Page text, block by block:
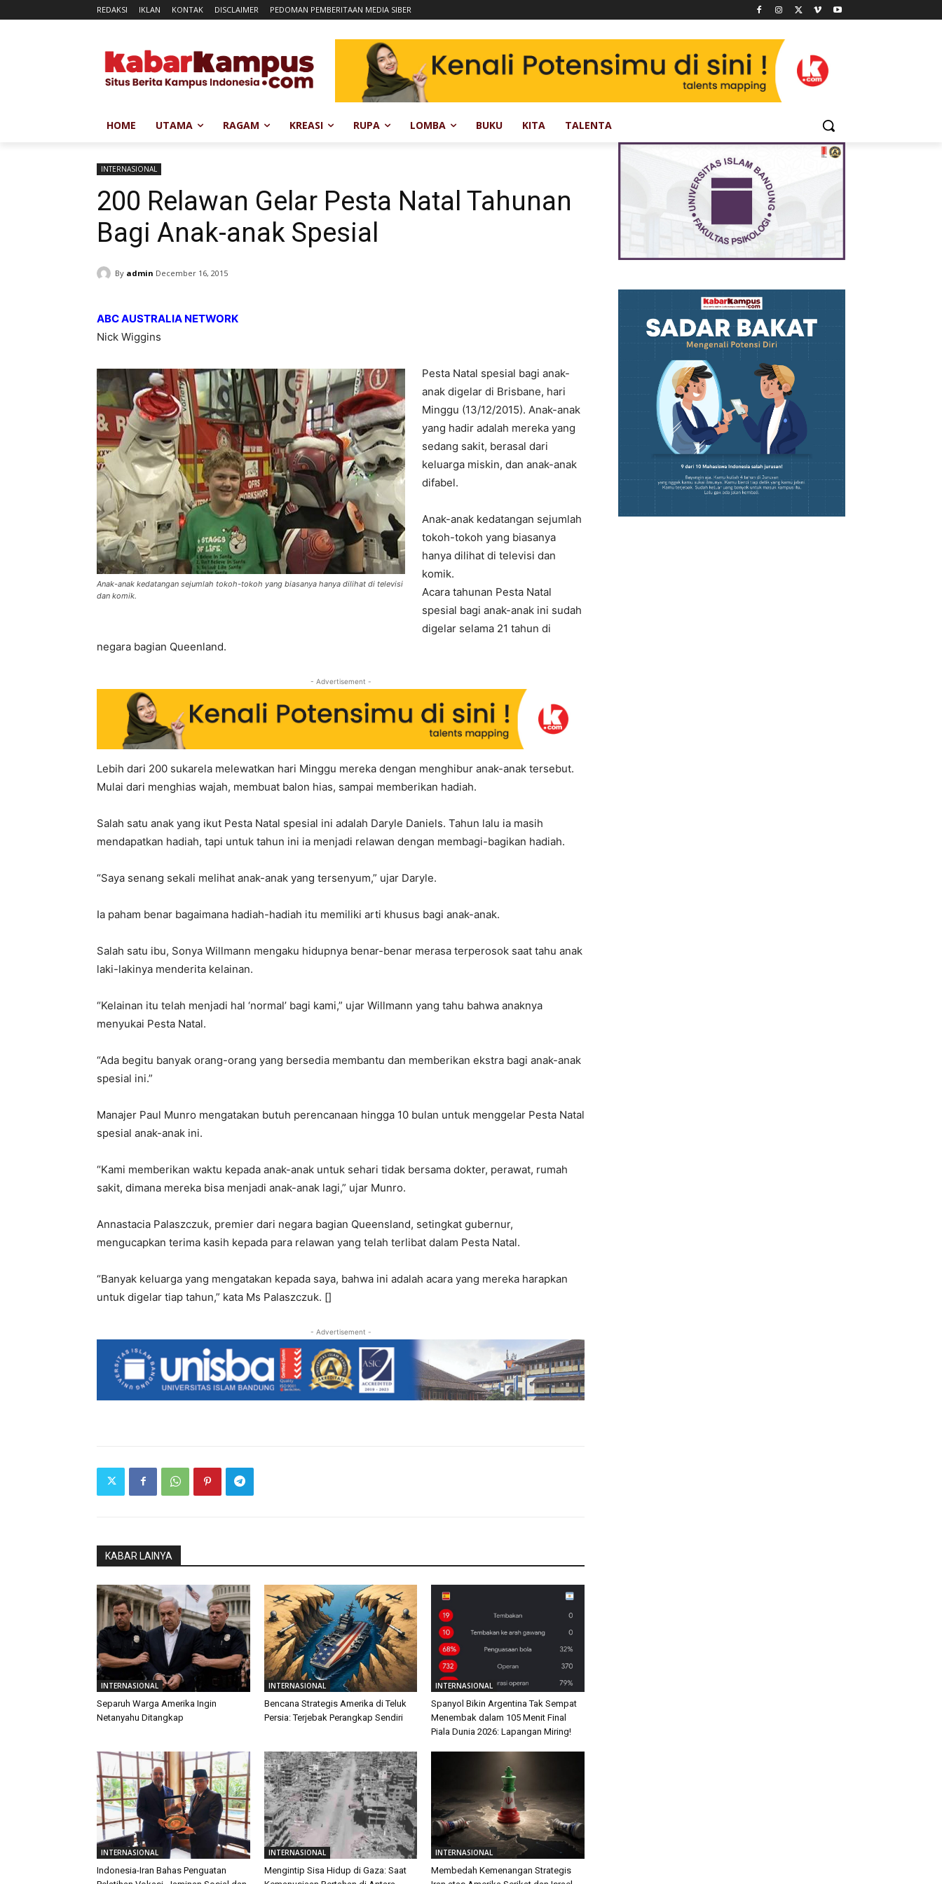
REDAKSI IKLAN KONTAK DISCLAIMER PEDOMAN PEMBERITAAN MEDIA SIBER
HOME UTAMA RAGAM KREASI RUPA LOMBA BUKU KITA TALENTA
INTERNASIONAL
200 Relawan Gelar Pesta Natal Tahunan
Bagi Anak-anak Spesial
By admin December 16, 2015
ABC AUSTRALIA NETWORK
Nick Wiggins
Anak-anak kedatangan sejumlah tokoh-tokoh yang biasanya hanya dilihat di televisi
dan komik.
Pesta Natal spesial bagi anak-
anak digelar di Brisbane, hari
Minggu (13/12/2015). Anak-anak
yang hadir adalah mereka yang
sedang sakit, berasal dari
keluarga miskin, dan anak-anak
difabel.
Anak-anak kedatangan sejumlah
tokoh-tokoh yang biasanya
hanya dilihat di televisi dan
komik.
Acara tahunan Pesta Natal
spesial bagi anak-anak ini sudah
digelar selama 21 tahun di
negara bagian Queenland.
- Advertisement -
Lebih dari 200 sukarela melewatkan hari Minggu mereka dengan menghibur anak-anak tersebut.
Mulai dari menghias wajah, membuat balon hias, sampai memberikan hadiah.
Salah satu anak yang ikut Pesta Natal spesial ini adalah Daryle Daniels. Tahun lalu ia masih
mendapatkan hadiah, tapi untuk tahun ini ia menjadi relawan dengan membagi-bagikan hadiah.
“Saya senang sekali melihat anak-anak yang tersenyum,” ujar Daryle.
Ia paham benar bagaimana hadiah-hadiah itu memiliki arti khusus bagi anak-anak.
Salah satu ibu, Sonya Willmann mengaku hidupnya benar-benar merasa terperosok saat tahu anak
laki-lakinya menderita kelainan.
“Kelainan itu telah menjadi hal ‘normal’ bagi kami,” ujar Willmann yang tahu bahwa anaknya
menyukai Pesta Natal.
“Ada begitu banyak orang-orang yang bersedia membantu dan memberikan ekstra bagi anak-anak
spesial ini.”
Manajer Paul Munro mengatakan butuh perencanaan hingga 10 bulan untuk menggelar Pesta Natal
spesial anak-anak ini.
“Kami memberikan waktu kepada anak-anak untuk sehari tidak bersama dokter, perawat, rumah
sakit, dimana mereka bisa menjadi anak-anak lagi,” ujar Munro.
Annastacia Palaszczuk, premier dari negara bagian Queensland, setingkat gubernur,
mengucapkan terima kasih kepada para relawan yang telah terlibat dalam Pesta Natal.
“Banyak keluarga yang mengatakan kepada saya, bahwa ini adalah acara yang mereka harapkan
untuk digelar tiap tahun,” kata Ms Palaszczuk. []
- Advertisement -
KABAR LAINYA
INTERNASIONAL
Separuh Warga Amerika Ingin
Netanyahu Ditangkap
INTERNASIONAL
Bencana Strategis Amerika di Teluk
Persia: Terjebak Perangkap Sendiri
INTERNASIONAL
Spanyol Bikin Argentina Tak Sempat
Menembak dalam 105 Menit Final
Piala Dunia 2026: Lapangan Miring!
INTERNASIONAL
Indonesia-Iran Bahas Penguatan
INTERNASIONAL
Mengintip Sisa Hidup di Gaza: Saat
INTERNASIONAL
Membedah Kemenangan Strategis